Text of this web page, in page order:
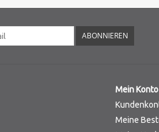
ABONNIEREN
Mein Konto
Meine